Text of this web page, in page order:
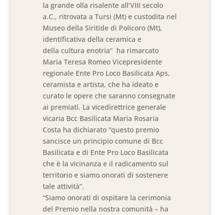
la grande olla risalente all’VIII secolo
a.C., ritrovata a Tursi (Mt) e custodita nel
Museo della Siritide di Policoro (Mt),
identificativa della ceramica e
della cultura enotria” ha rimarcato
Maria Teresa Romeo Vicepresidente
regionale Ente Pro Loco Basilicata Aps,
ceramista e artista, che ha ideato e
curato le opere che saranno consegnate
ai premiati. La vicedirettrice generale
vicaria Bcc Basilicata Maria Rosaria
Costa ha dichiarato “questo premio
sancisce un principio comune di Bcc
Basilicata e di Ente Pro Loco Basilicata
che è la vicinanza e il radicamento sul
territorio e siamo onorati di sostenere
tale attività”.
“Siamo onorati di ospitare la cerimonia
del Premio nella nostra comunità – ha